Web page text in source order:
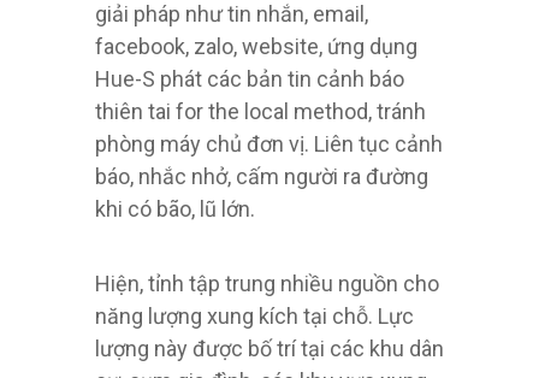
giải pháp như tin nhắn, email,
facebook, zalo, website, ứng dụng
Hue-S phát các bản tin cảnh báo
thiên tai for the local method, tránh
phòng máy chủ đơn vị. Liên tục cảnh
báo, nhắc nhở, cấm người ra đường
khi có bão, lũ lớn.
Hiện, tỉnh tập trung nhiều nguồn cho
năng lượng xung kích tại chỗ. Lực
lượng này được bố trí tại các khu dân